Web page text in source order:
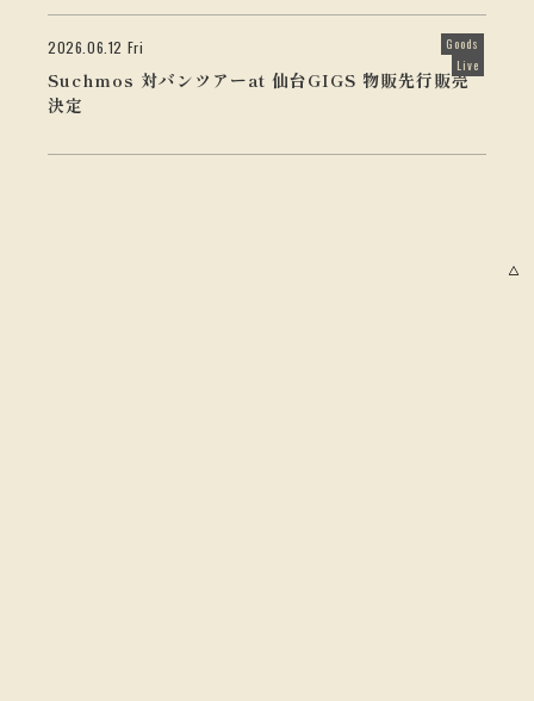
2026.06.12 Fri
Goods
Live
Suchmos 対バンツアーat 仙台GIGS 物販先行販売
決定